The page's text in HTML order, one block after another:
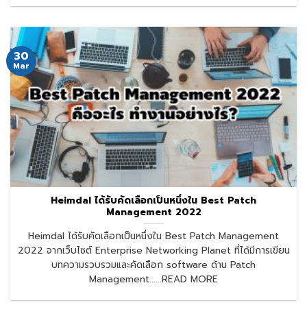
Heimdal ได้รับคัดเลือกเป็นหนึ่งใน Best Patch
Management 2022
Heimdal ได้รับคัดเลือกเป็นหนึ่งใน Best Patch Management
2022 จากเว็บไซต์ Enterprise Networking Planet ที่ได้มีการเขียน
บทความรวบรวมและคัดเลือก software ด้าน Patch
Management......READ MORE
30
Mar